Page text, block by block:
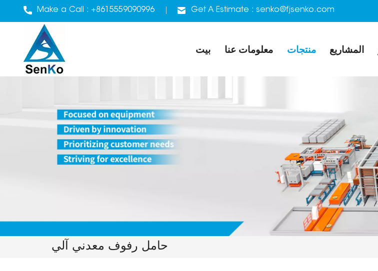
Make a Call : +8615559090996 Get A Estimate : senko@fjsenko.com
بيت معلومات عنا منتجات المشاريع
حامل رفوف معدني آلي